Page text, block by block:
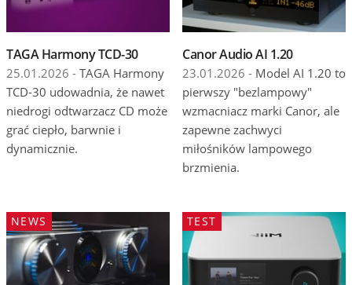
TAGA Harmony TCD-30
25.01.2026 - TAGA Harmony
TCD-30 udowadnia, że nawet
niedrogi odtwarzacz CD może
grać ciepło, barwnie i
dynamicznie.
Canor Audio AI 1.20
23.01.2026 - Model AI 1.20 to
pierwszy "bezlampowy"
wzmacniacz marki Canor, ale
zapewne zachwyci
miłośników lampowego
brzmienia.
NEWS TEST